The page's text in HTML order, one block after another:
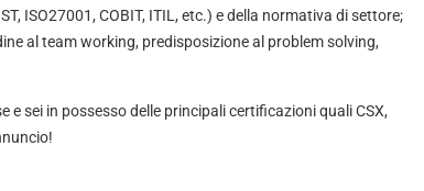
ISO27001, COBIT, ITIL, etc.) e della normativa di settore;
al team working, predisposizione al problem solving,
sei in possesso delle principali certificazioni quali CSX,